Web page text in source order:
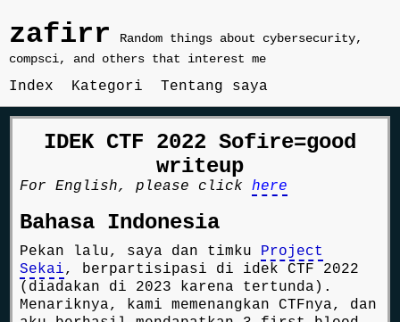
zafirr
Random things about cybersecurity,
compsci, and others that interest me
Index Kategori Tentang saya
IDEK CTF 2022 Sofire=good
writeup
For English, please clickhere
Bahasa Indonesia
Pekan lalu, saya dan timku Project
Sekai, berpartisipasi di idek CTF 2022
(diadakan di 2023 karena tertunda).
Menariknya, kami memenangkan CTFnya, dan